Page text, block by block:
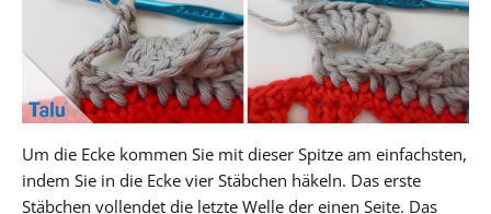
Um die Ecke kommen Sie mit dieser Spitze am einfachsten,
indem Sie in die Ecke vier Stäbchen häkeln. Das erste
Stäbchen vollendet die letzte Welle der einen Seite. Das